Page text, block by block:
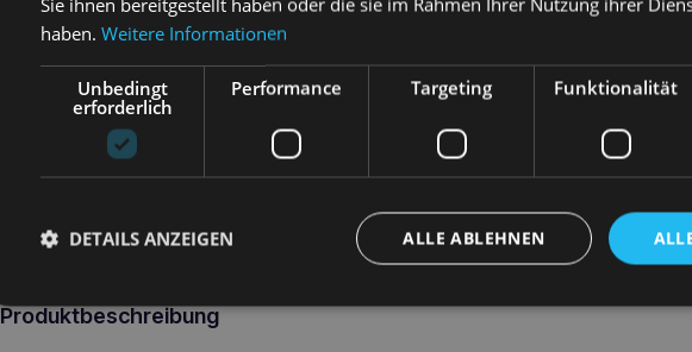
Ente 150g
Weiterlesen
150g
Weiterlesen
Produktbeschreibung
haben. Weitere Informationen
Unbedingt
erforderlich
Performance Targeting Funktionalität
ALLE ABLEHNEN
DETAILS ANZEIGEN